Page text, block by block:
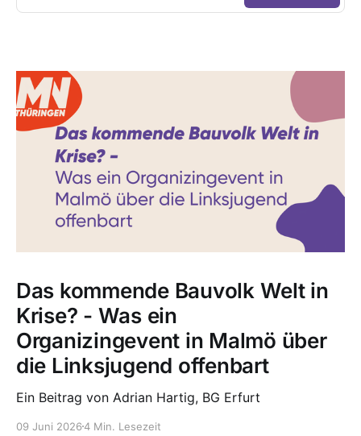
Das kommende Bauvolk Welt in
Krise? - Was ein
Organizingevent in Malmö über
die Linksjugend offenbart
Ein Beitrag von Adrian Hartig, BG Erfurt
09 Juni 20264 Min. Lesezeit